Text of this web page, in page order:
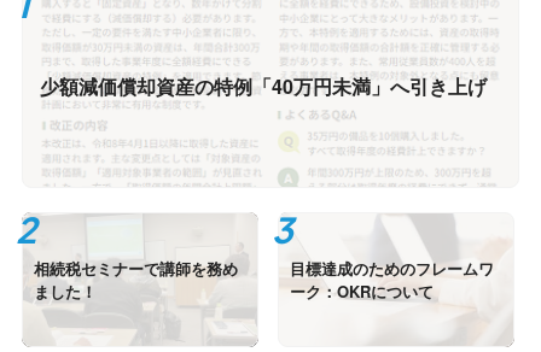
少額減価償却資産の特例「40万円未満」へ引き上げ
相続税セミナーで講師を務め
ました！
目標達成のためのフレームワ
ーク：OKRについて